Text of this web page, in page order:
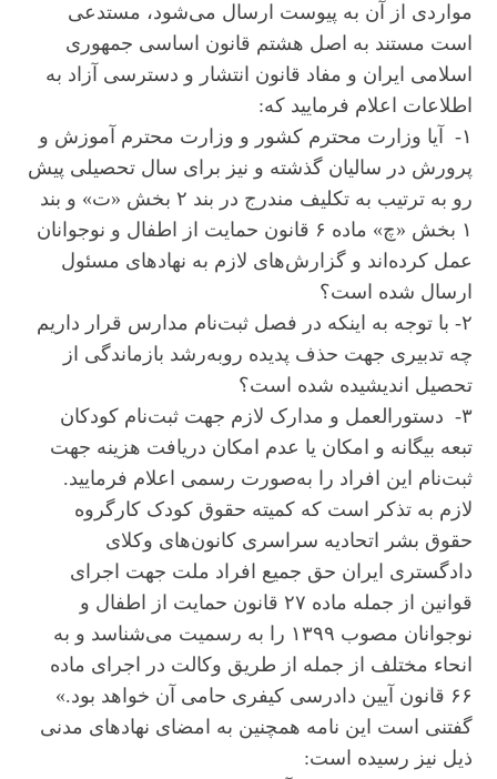
مواردی از آن به پیوست ارسال می‌شود، مستدعی
است مستند به اصل هشتم قانون اساسی جمهوری
اسلامی ایران و مفاد قانون انتشار و دسترسی آزاد به
اطلاعات اعلام فرمایید که:
۱- آیا وزارت محترم کشور و وزارت محترم آموزش ‌و
پرورش در سالیان گذشته و نیز برای سال تحصیلی پیش
رو به ترتیب به تکلیف مندرج در بند ۲ بخش «ت» و بند
۱ بخش «چ» ماده ۶ قانون حمایت از اطفال و نوجوانان
عمل کرده‌اند و گزارش‌های لازم به نهادهای مسئول
ارسال شده است؟
۲- با توجه ‌به اینکه در فصل ثبت‌نام مدارس قرار داریم
چه تدبیری جهت حذف پدیده‌ روبه‌رشد بازماندگی از
تحصیل اندیشیده شده است؟
۳- دستورالعمل و مدارک لازم جهت ثبت‌نام کودکان
تبعه‌ بیگانه و امکان یا عدم امکان دریافت هزینه جهت
ثبت‌نام این افراد را به‌صورت رسمی اعلام فرمایید.
لازم به تذکر است که کمیته حقوق کودک کارگروه
حقوق بشر اتحادیه سراسری کانون‌های وکلای
دادگستری ایران حق جمیع افراد ملت جهت اجرای
قوانین از جمله ماده ۲۷ قانون حمایت از اطفال و
نوجوانان مصوب ۱۳۹۹ را به رسمیت می‌شناسد و به
انحاء مختلف از جمله از طریق وکالت در اجرای ماده
۶۶ قانون آیین دادرسی کیفری حامی آن خواهد بود.»
گفتنی است این نامه همچنین به امضای نهادهای مدنی
ذیل نیز رسیده است: